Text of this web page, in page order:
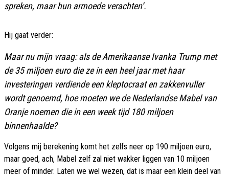
spreken, maar hun armoede verachten’.
Hij gaat verder:
Maar nu mijn vraag: als de Amerikaanse Ivanka Trump met
de 35 miljoen euro die ze in een heel jaar met haar
investeringen verdiende een kleptocraat en zakkenvuller
wordt genoemd, hoe moeten we de Nederlandse Mabel van
Oranje noemen die in een week tijd 180 miljoen
binnenhaalde?
Volgens mij berekening komt het zelfs neer op 190 miljoen euro,
maar goed, ach, Mabel zelf zal niet wakker liggen van 10 miljoen
meer of minder. Laten we wel wezen, dat is maar een klein deel van